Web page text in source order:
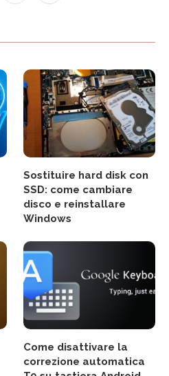
Sostituire hard disk con
SSD: come cambiare
disco e reinstallare
Windows
Come disattivare la
correzione automatica